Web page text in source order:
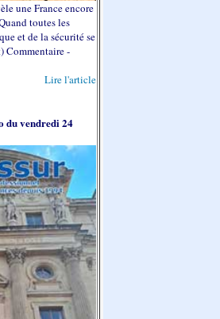
une France encore
toutes les
et de la sécurité se
Commentaire -
Lire l'article
du vendredi 24